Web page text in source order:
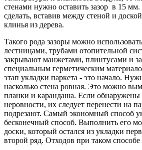
стенами нужно оставить зазор в 15
сделать, вставив между стеной и
клинья из дерева.
Такого рода зазоры можно
лестницами, трубами отопительной
закрывают манжетами, плинтусами и
специальным герметическим
этап укладки паркета - это начало.
насколько стена ровная. Это можно
планки и карандаша. Если обнаружены
неровности, их следует перенести на
подрезают. Самый экономный способ
бесконечный способ. Выполнить его
доски, который остался из укладки
второй ряд. Отходов при таком способе